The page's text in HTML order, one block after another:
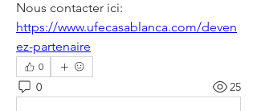
https://www.ufecasablanca.com/deven
ez-partenaire
0
0 25